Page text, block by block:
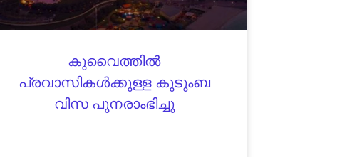
കുവൈത്തിൽ
പ്രവാസികൾക്കുള്ള കുടുംബ
വിസ പുനരാംഭിച്ചു